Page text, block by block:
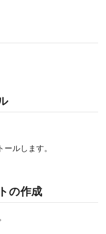
ルします。
の作成